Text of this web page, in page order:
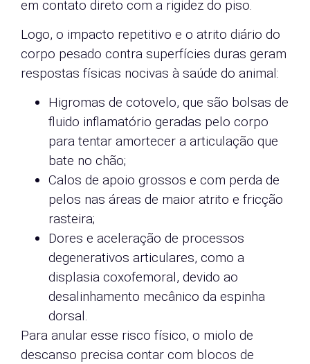
em contato direto com a rigidez do piso.
Logo, o impacto repetitivo e o atrito diário do
corpo pesado contra superfícies duras geram
respostas físicas nocivas à saúde do animal:
Higromas de cotovelo, que são bolsas de
fluido inflamatório geradas pelo corpo
para tentar amortecer a articulação que
bate no chão;
Calos de apoio grossos e com perda de
pelos nas áreas de maior atrito e fricção
rasteira;
Dores e aceleração de processos
degenerativos articulares, como a
displasia coxofemoral, devido ao
desalinhamento mecânico da espinha
dorsal.
Para anular esse risco físico, o miolo de
descanso precisa contar com blocos de